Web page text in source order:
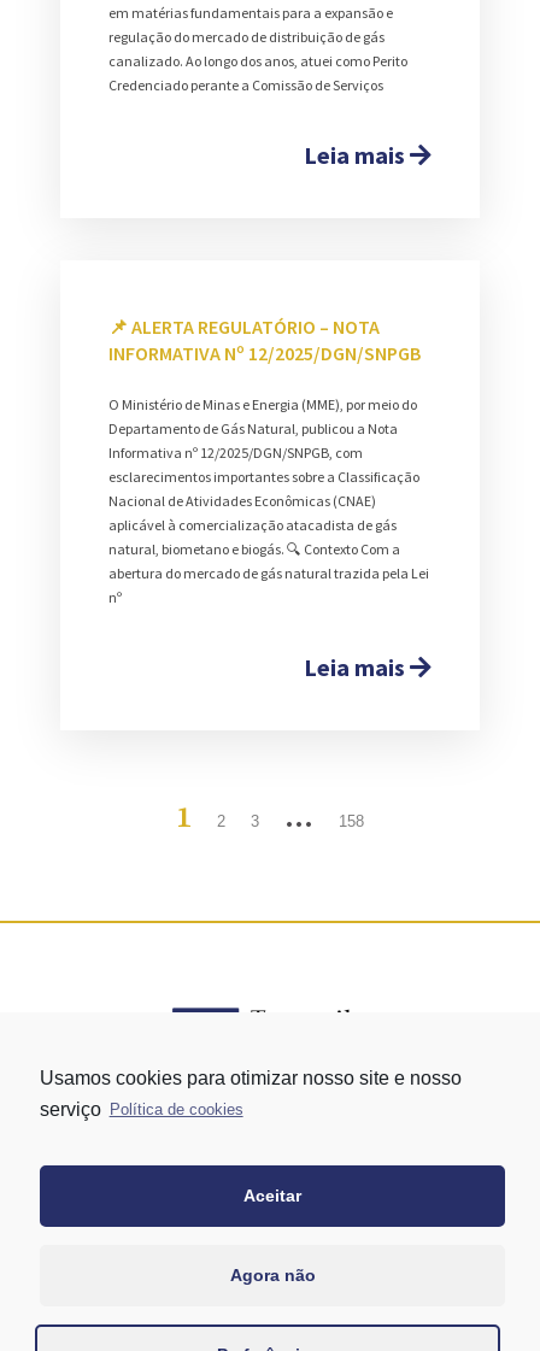
em matérias fundamentais para a expansão e
regulação do mercado de distribuição de gás
canalizado. Ao longo dos anos, atuei como Perito
Credenciado perante a Comissão de Serviços
Leia mais
📌 ALERTA REGULATÓRIO – NOTA
INFORMATIVA Nº 12/2025/DGN/SNPGB
O Ministério de Minas e Energia (MME), por meio do
Departamento de Gás Natural, publicou a Nota
Informativa nº 12/2025/DGN/SNPGB, com
esclarecimentos importantes sobre a Classificação
Nacional de Atividades Econômicas (CNAE)
aplicável à comercialização atacadista de gás
natural, biometano e biogás. 🔍 Contexto Com a
abertura do mercado de gás natural trazida pela Lei
nº
Leia mais
1 2 3 … 158
+55 11 95058-7769 (Whatsapp)
Usamos cookies para otimizar nosso site e nosso
serviço Política de cookies
Aceitar
Agora não